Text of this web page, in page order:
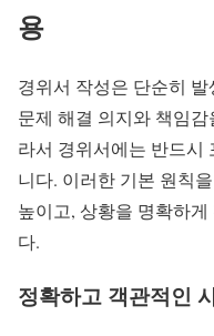
용
경위서 작성은 단순히
문제 해결 의지와 책임
라서 경위서에는 반드시
니다. 이러한 기본 원칙
높이고, 상황을 명확하
다.
정확하고 객관적인